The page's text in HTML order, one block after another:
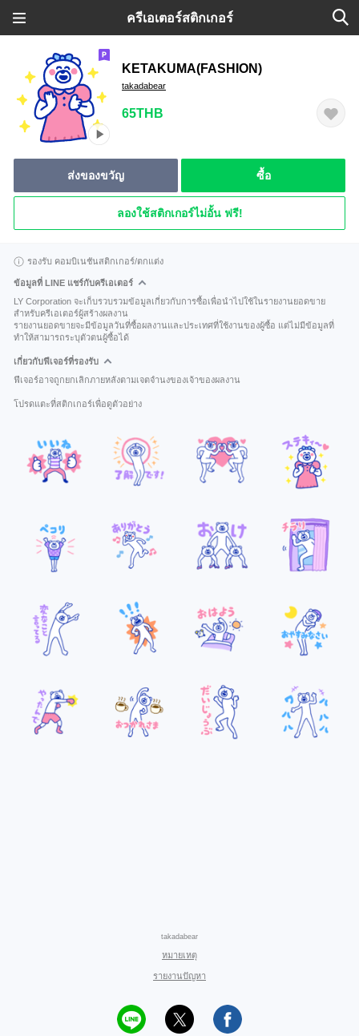
ครีเอเตอร์สติกเกอร์
KETAKUMA(FASHION)
takadabear
65THB
ส่งของขวัญ ซื้อ
ลองใช้สติกเกอร์ไม่อั้น ฟรี!
รองรับ คอมบิเนชันสติกเกอร์/ตกแต่ง
ข้อมูลที่ LINE แชร์กับครีเอเตอร์
LY Corporation จะเก็บรวบรวมข้อมูลเกี่ยวกับการซื้อเพื่อนำไปใช้ในรายงานยอดขาย
สำหรับครีเอเตอร์ผู้สร้างผลงาน
รายงานยอดขายจะมีข้อมูลวันที่ซื้อผลงานและประเทศที่ใช้งานของผู้ซื้อ แต่ไม่มีข้อมูลที่
ทำให้สามารถระบุตัวตนผู้ซื้อได้
เกี่ยวกับฟีเจอร์ที่รองรับ
ฟีเจอร์อาจถูกยกเลิกภายหลังตามเจตจำนงของเจ้าของผลงาน
โปรดแตะที่สติกเกอร์เพื่อดูตัวอย่าง
takadabear
หมายเหตุ
รายงานปัญหา